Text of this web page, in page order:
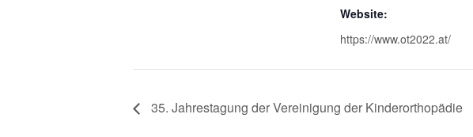
Website:
https://www.ot2022.at/
35. Jahrestagung der Vereinigung der Kinderorthopädie